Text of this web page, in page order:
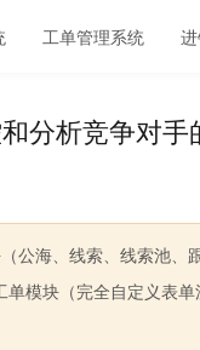
工单管理系统
分析竞争对手
海、线索、线索池、
模块（完全自定义表